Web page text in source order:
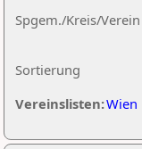
Sortierung
Spgem./Kreis/Verein
Vereinslisten:Wien